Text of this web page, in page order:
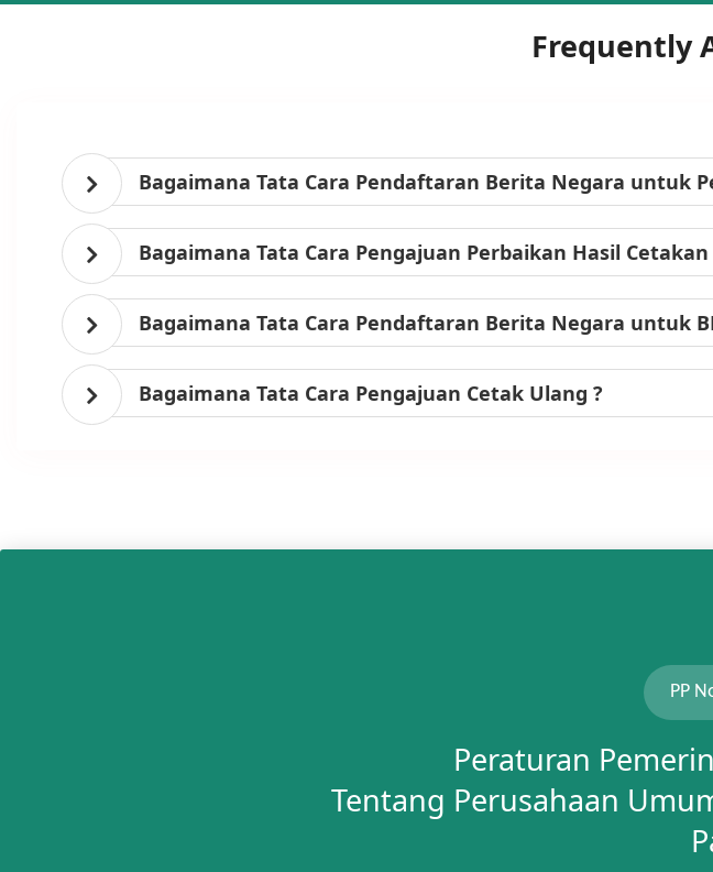
Frequently
Bagaimana Tata Cara Pendaftaran Berita Negara untuk
Bagaimana Tata Cara Pengajuan Perbaikan Hasil Cetakan
Bagaimana Tata Cara Pendaftaran Berita Negara untuk
Bagaimana Tata Cara Pengajuan Cetak Ulang ?
PP
Peraturan
Tentang Perusahaan